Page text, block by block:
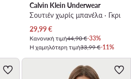
Calvin Klein Underwear
Σουτιέν χωρίς μπανέλα · Γκρι
Τρέχουσα τιμή
29,99€
Κανονική τιμή44,90 €-33%
Η χαμηλότερη τιμή33,99 €-11%